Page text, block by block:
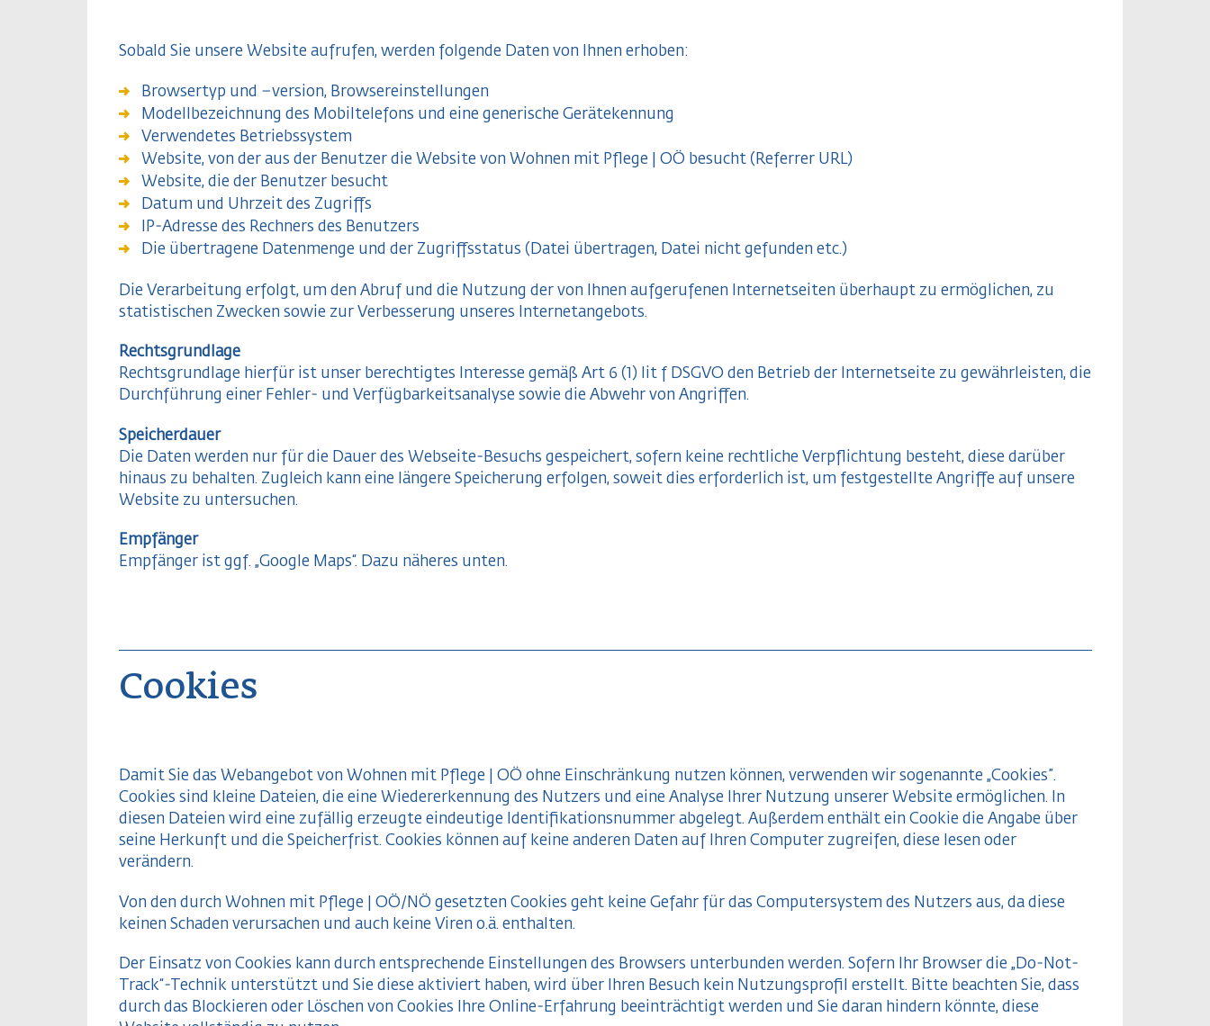
Sobald Sie unsere Website aufrufen, werden folgende Daten von Ihnen erhoben:
Browsertyp und –version, Browsereinstellungen
Modellbezeichnung des Mobiltelefons und eine generische Gerätekennung
Verwendetes Betriebssystem
Website, von der aus der Benutzer die Website von Wohnen mit Pflege | OÖ besucht (Referrer URL)
Website, die der Benutzer besucht
Datum und Uhrzeit des Zugriffs
IP-Adresse des Rechners des Benutzers
Die übertragene Datenmenge und der Zugriffsstatus (Datei übertragen, Datei nicht gefunden etc.)
Die Verarbeitung erfolgt, um den Abruf und die Nutzung der von Ihnen aufgerufenen Internetseiten überhaupt zu ermöglichen, zu
statistischen Zwecken sowie zur Verbesserung unseres Internetangebots.
Rechtsgrundlage
Rechtsgrundlage hierfür ist unser berechtigtes Interesse gemäß Art 6 (1) lit f DSGVO den Betrieb der Internetseite zu gewährleisten, die
Durchführung einer Fehler- und Verfügbarkeitsanalyse sowie die Abwehr von Angriffen.
Speicherdauer
Die Daten werden nur für die Dauer des Webseite-Besuchs gespeichert, sofern keine rechtliche Verpflichtung besteht, diese darüber
hinaus zu behalten. Zugleich kann eine längere Speicherung erfolgen, soweit dies erforderlich ist, um festgestellte Angriffe auf unsere
Website zu untersuchen.
Empfänger
Empfänger ist ggf. „Google Maps“. Dazu näheres unten.
Cookies
Damit Sie das Webangebot von Wohnen mit Pflege | OÖ ohne Einschränkung nutzen können, verwenden wir sogenannte „Cookies”.
Cookies sind kleine Dateien, die eine Wiedererkennung des Nutzers und eine Analyse Ihrer Nutzung unserer Website ermöglichen. In
diesen Dateien wird eine zufällig erzeugte eindeutige Identifikationsnummer abgelegt. Außerdem enthält ein Cookie die Angabe über
seine Herkunft und die Speicherfrist. Cookies können auf keine anderen Daten auf Ihren Computer zugreifen, diese lesen oder
verändern.
Von den durch Wohnen mit Pflege | OÖ/NÖ gesetzten Cookies geht keine Gefahr für das Computersystem des Nutzers aus, da diese
keinen Schaden verursachen und auch keine Viren o.ä. enthalten.
Der Einsatz von Cookies kann durch entsprechende Einstellungen des Browsers unterbunden werden. Sofern Ihr Browser die „Do-Not-
Track“-Technik unterstützt und Sie diese aktiviert haben, wird über Ihren Besuch kein Nutzungsprofil erstellt. Bitte beachten Sie, dass
durch das Blockieren oder Löschen von Cookies Ihre Online-Erfahrung beeinträchtigt werden und Sie daran hindern könnte, diese